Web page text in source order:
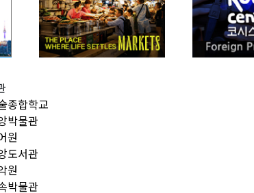
종합학교
박물관
원
도서관
원
박물관